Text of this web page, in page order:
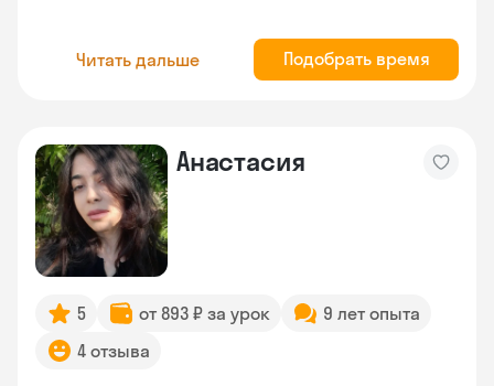
Читать дальше Подобрать время
Анастасия
5 от 893 ₽ за урок
9 лет опыта
4 отзыва